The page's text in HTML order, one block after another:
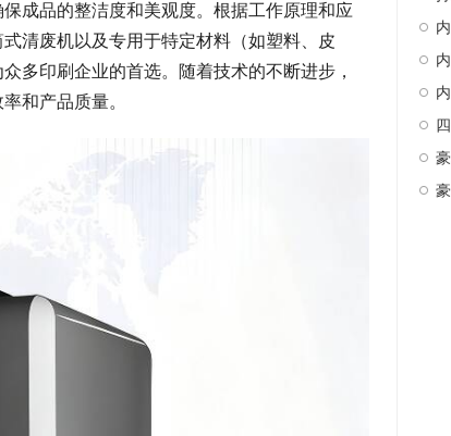
成品的整洁度和美观度。根据工作原理和应
清废机以及专用于特定材料（如塑料、皮
多印刷企业的首选。随着技术的不断进步，
和产品质量。